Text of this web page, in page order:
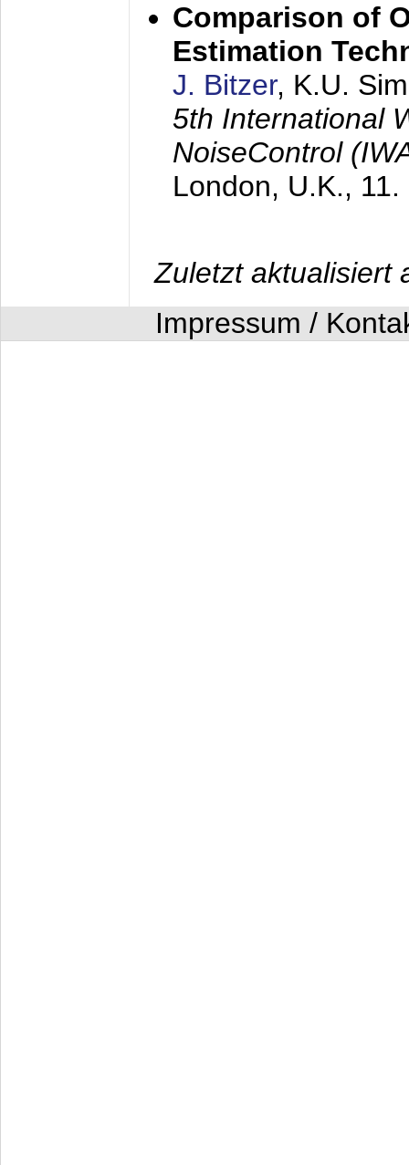
Comparison of
Estimation
J. Bitzer, K.U.
5th International
NoiseControl
London, U.K.,
Zuletzt aktualisiert
Impressum /